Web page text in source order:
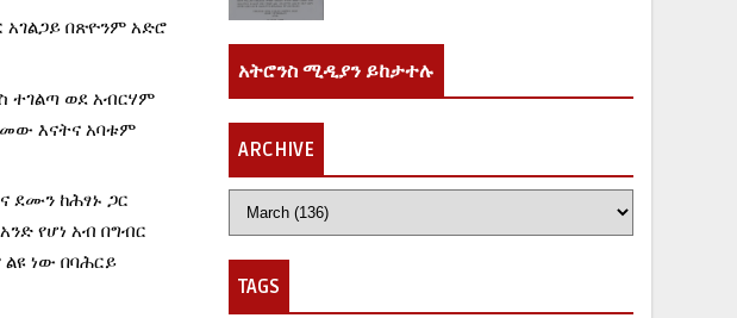
በጽዮንም አድሮ
ተገልጣ ወደ አብርሃም
እናትና አባቱም
ደሙን ከሕፃኑ ጋር
የሆነ አብ በግብር
ነው በባሕርይ
አትሮንስ ሚዲያን ይከታተሉ
ARCHIVE
TAGS